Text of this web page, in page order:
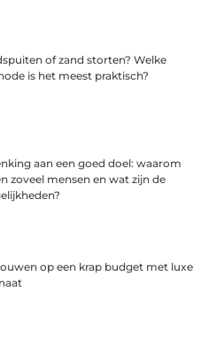
of zand storten? Welke
is het meest praktisch?
aan een goed doel: waarom
zoveel mensen en wat zijn de
op een krap budget met luxe